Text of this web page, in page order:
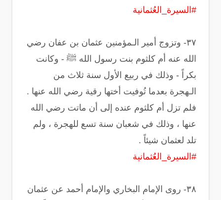
#السيرة_العُثمانية
‏٣٧- وتزوج أمير الـمؤمنين عثمان بن عفان رضي
الله عنه أم كلثوم بنت رسول الله ﷺ - وكانت
بكراً - وذلك في ربيع الأول سنة ثلاث من
الـهجرة بعدما تُوفيت أختها رقية رضي الله عنها .
فلم تزل أم كلثوم عنده إلى أن ماتت رضي الله
عنها ، وذلك في شعبان سنة تسع للهجرة ، ولم
تلد لعثمان شيئاً .
#السيرة_العُثمانية
‏٣٨- روى الإمام البخاري والإمام أحمد عن عثمان